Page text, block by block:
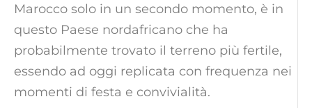
Marocco solo in un secondo momento, è in
questo Paese nordafricano che ha
probabilmente trovato il terreno più fertile,
essendo ad oggi replicata con frequenza nei
momenti di festa e convivialità.